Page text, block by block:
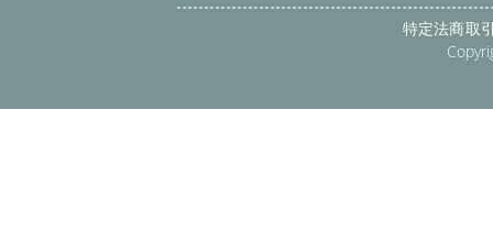
特定法商取